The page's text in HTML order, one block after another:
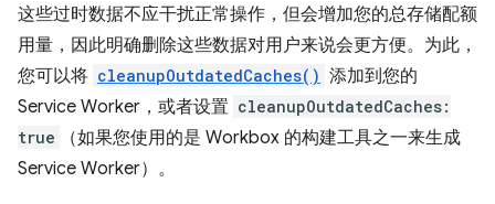
这些过时数据不应干扰正常操作，但会增加您的总存储配额
用量，因此明确删除这些数据对用户来说会更方便。为此，
您可以将 cleanupOutdatedCaches() 添加到您的
Service Worker，或者设置 cleanupOutdatedCaches:
true
（如果您使用的是 Workbox 的构建工具之一来生成
Service Worker）。